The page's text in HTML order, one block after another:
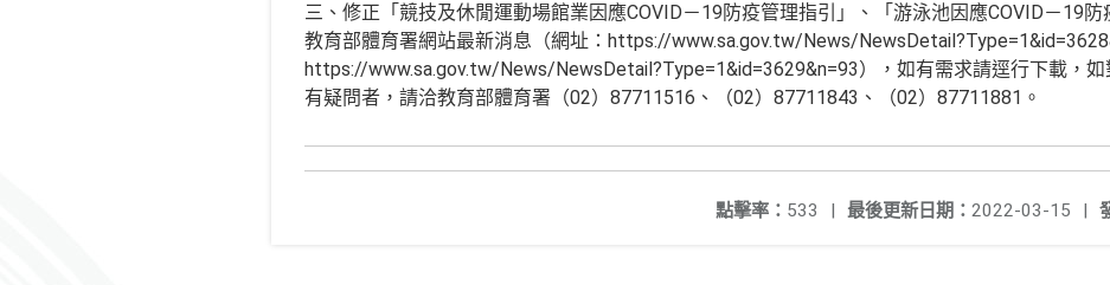
三、修正「競技及休閒運動場館業因應COVID－19防疫管理指引」、「游泳池因應COVID－19
教育部體育署網站最新消息（網址：https://www.sa.gov.tw/News/
https://www.sa.gov.tw/News/NewsDetail?Type=1&id=3629&n=93），如有需求請逕行下載，如
有疑問者，請洽教育部體育署（02）87711516、（02）87711843、（02）87711881。
最後更新日期： 2022-03-15 |
點擊率： 533 |